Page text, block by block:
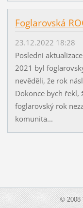
Foglarovská
23.12.2022 18:28
Poslední
2021 byl
nevěděli, že rok
Dokonce bych řekl,
foglarovský rok
komunita...
© 2008